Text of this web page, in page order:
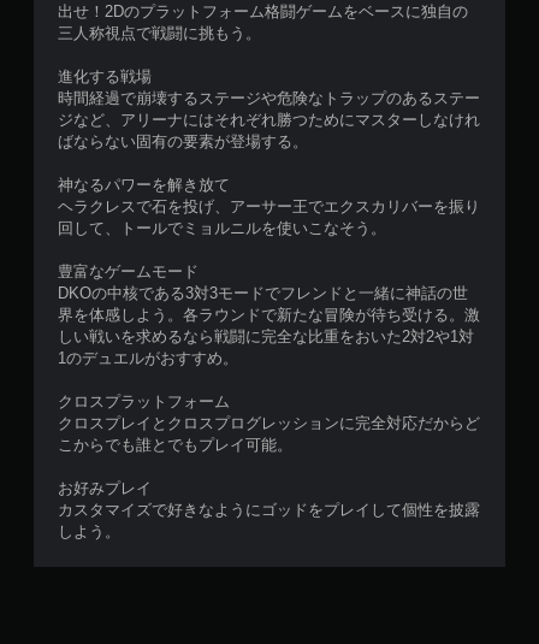
出せ！2Dのプラットフォーム格闘ゲームをベースに独自の
三人称視点で戦闘に挑もう。
進化する戦場
時間経過で崩壊するステージや危険なトラップのあるステー
ジなど、アリーナにはそれぞれ勝つためにマスターしなけれ
ばならない固有の要素が登場する。
神なるパワーを解き放て
ヘラクレスで石を投げ、アーサー王でエクスカリバーを振り
回して、トールでミョルニルを使いこなそう。
豊富なゲームモード
DKOの中核である3対3モードでフレンドと一緒に神話の世
界を体感しよう。各ラウンドで新たな冒険が待ち受ける。激
しい戦いを求めるなら戦闘に完全な比重をおいた2対2や1対
1のデュエルがおすすめ。
クロスプラットフォーム
クロスプレイとクロスプログレッションに完全対応だからど
こからでも誰とでもプレイ可能。
お好みプレイ
カスタマイズで好きなようにゴッドをプレイして個性を披露
しよう。